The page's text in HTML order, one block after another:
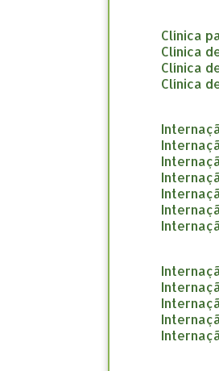
clínica
clínica
clínica
clínica